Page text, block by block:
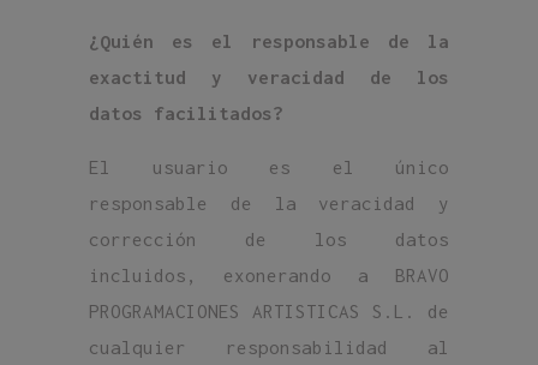
¿Quién es el responsable de la
exactitud y veracidad de los
datos facilitados?
El usuario es el único
responsable de la veracidad y
corrección de los datos
incluidos, exonerando a BRAVO
PROGRAMACIONES ARTISTICAS S.L. de
cualquier responsabilidad al